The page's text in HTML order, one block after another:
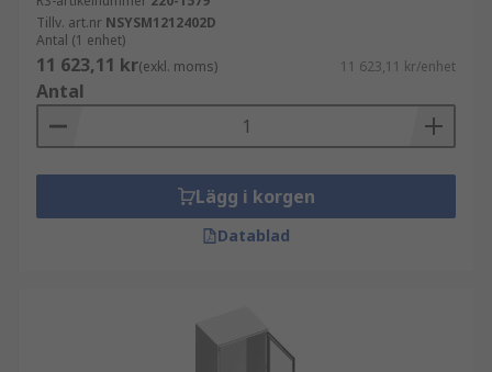
Tillv. art.nr NSYSM1212402D
Antal (1 enhet)
11 623,11 kr(exkl. moms) 11 623,11 kr/enhet
Antal
Lägg i korgen
Datablad